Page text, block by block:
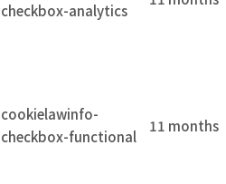
checkbox-analytics
cookielawinfo-
checkbox-functional
11 months